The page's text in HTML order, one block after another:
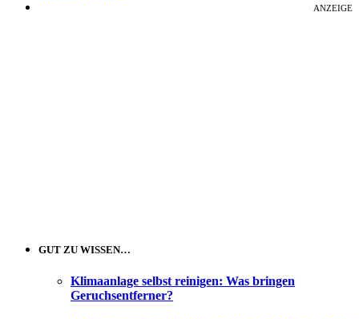
ANZEIGE
GUT ZU WISSEN…
Klimaanlage selbst reinigen: Was bringen
Geruchsentferner?